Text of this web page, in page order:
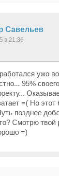
Савельев
в 21:36
ужо
95%
=( Но этот
позднее
Смотрю твой
=)